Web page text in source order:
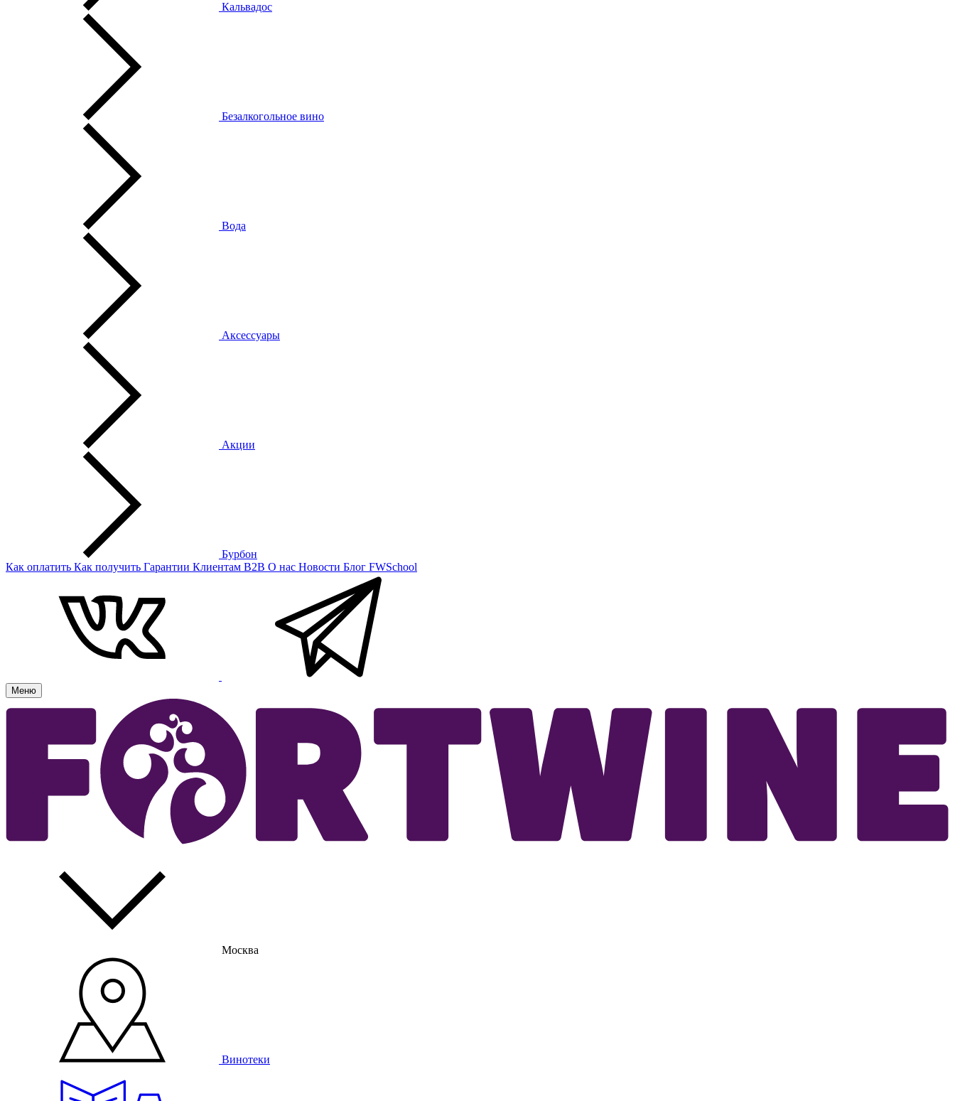
Кальвадос
Безалкогольное вино
Вода
Аксессуары
Акции
Бурбон
Как оплатить Как получить Гарантии Клиентам B2B О нас Новости Блог FWSchool
Меню
Москва
Винотеки